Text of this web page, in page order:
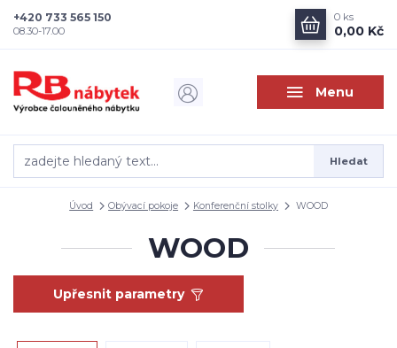
Menu
Hledat
+420 733 565 150
08.30-17.00
0 ks
0,00 Kč
Úvod Obývací pokoje Konferenční stolky WOOD
WOOD
Upřesnit parametry